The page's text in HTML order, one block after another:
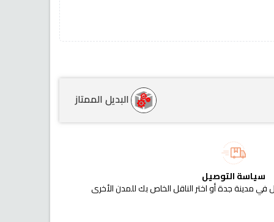
البديل الممتاز
سياسة التوصيل
في مدينة جدة أو اختر الناقل الخاص بك للمدن الأخرى